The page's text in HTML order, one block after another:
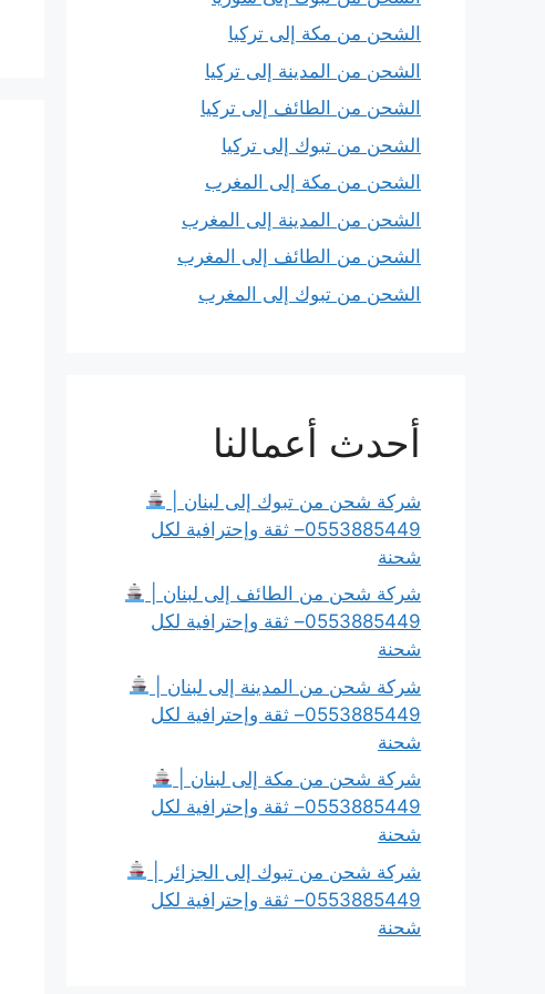
الشحن من مكة إلى تركيا
الشحن من المدينة إلى تركيا
الشحن من الطائف إلى تركيا
الشحن من تبوك إلى تركيا
الشحن من مكة إلى المغرب
الشحن من المدينة إلى المغرب
الشحن من الطائف إلى المغرب
الشحن من تبوك إلى المغرب
أحدث أعمالنا
شركة شحن من تبوك إلى لبنان |
0553885449– ثقة وإحترافية لكل
شحنة
شركة شحن من الطائف إلى لبنان |
0553885449– ثقة وإحترافية لكل
شحنة
شركة شحن من المدينة إلى لبنان |
0553885449– ثقة وإحترافية لكل
شحنة
شركة شحن من مكة إلى لبنان |
0553885449– ثقة وإحترافية لكل
شحنة
شركة شحن من تبوك إلى الجزائر |
0553885449– ثقة وإحترافية لكل
شحنة